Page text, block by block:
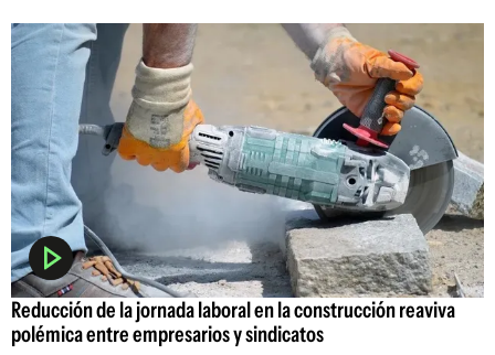
Reducción de la jornada laboral en la construcción reaviva
polémica entre empresarios y sindicatos